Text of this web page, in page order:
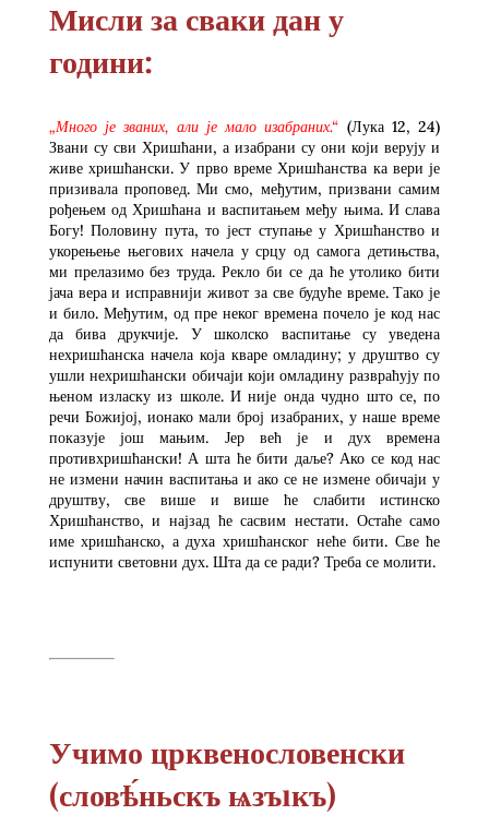
Мисли за сваки дан у
години:
„Много је званих, али је мало изабраних.“ (Лука 12, 24)
Звани су сви Хришћани, а изабрани су они који верују и
живе хришћански. У прво време Хришћанства ка вери је
призивала проповед. Ми смо, међутим, призвани самим
рођењем од Хришћана и васпитањем међу њима. И слава
Богу! Половину пута, то јест ступање у Хришћанство и
укорењење његових начела у срцу од самога детињства,
ми прелазимо без труда. Рекло би се да ће утолико бити
јача вера и исправнији живот за све будуће време. Тако је
и било. Међутим, од пре неког времена почело је код нас
да бива друкчије. У школско васпитање су уведена
нехришћанска начела која кваре омладину; у друштво су
ушли нехришћански обичаји који омладину развраћују по
њеном изласку из школе. И није онда чудно што се, по
речи Божијој, ионако мали број изабраних, у наше време
показује још мањим. Јер већ је и дух времена
противхришћански! А шта ће бити даље? Ако се код нас
не измени начин васпитања и ако се не измене обичаји у
друштву, све више и више ће слабити истинско
Хришћанство, и најзад ће сасвим нестати. Остаће само
име хришћанско, а духа хришћанског неће бити. Све ће
испунити световни дух. Шта да се ради? Треба се молити.
Учимо црквенословенски
(словѣ́ньскъ ѩзъıкъ)